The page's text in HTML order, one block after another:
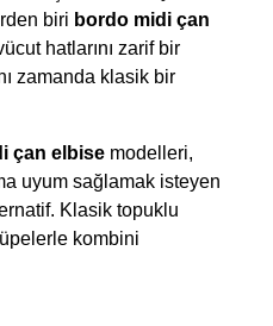
biri bordo midi çan
hatlarını zarif bir
zamanda klasik bir
çan elbise modelleri,
uyum sağlamak isteyen
Klasik topuklu
kombini